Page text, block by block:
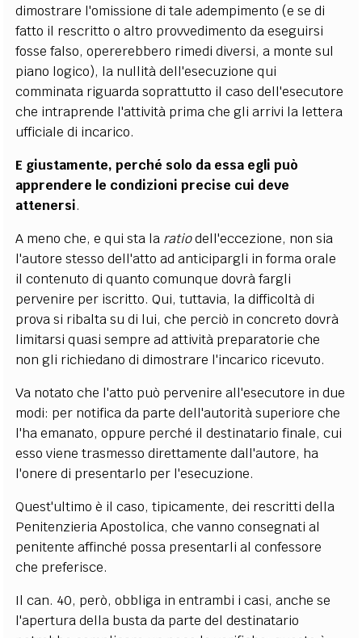
dimostrare l'omissione di tale adempimento (e se di
fatto il rescritto o altro provvedimento da eseguirsi
fosse falso, opererebbero rimedi diversi, a monte sul
piano logico), la nullità dell'esecuzione qui
comminata riguarda soprattutto il caso dell'esecutore
che intraprende l'attività prima che gli arrivi la lettera
ufficiale di incarico.
E giustamente, perché solo da essa egli può
apprendere le condizioni precise cui deve
attenersi.
A meno che, e qui sta la ratiodell'eccezione, non sia
l'autore stesso dell'atto ad anticipargli in forma orale
il contenuto di quanto comunque dovrà fargli
pervenire per iscritto. Qui, tuttavia, la difficoltà di
prova si ribalta su di lui, che perciò in concreto dovrà
limitarsi quasi sempre ad attività preparatorie che
non gli richiedano di dimostrare l'incarico ricevuto.
Va notato che l'atto può pervenire all'esecutore in due
modi: per notifica da parte dell'autorità superiore che
l'ha emanato, oppure perché il destinatario finale, cui
esso viene trasmesso direttamente dall'autore, ha
l'onere di presentarlo per l'esecuzione.
Quest'ultimo è il caso, tipicamente, dei rescritti della
Penitenzieria Apostolica, che vanno consegnati al
penitente affinché possa presentarli al confessore
che preferisce.
Il can. 40, però, obbliga in entrambi i casi, anche se
l'apertura della busta da parte del destinatario